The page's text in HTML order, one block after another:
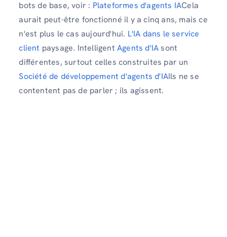
bots de base, voir : Plateformes d'agents IACela
aurait peut-être fonctionné il y a cinq ans, mais ce
n'est plus le cas aujourd'hui. L'IA dans le service
client paysage. Intelligent Agents d'IAsont
différentes, surtout celles construites par un
Société de développement d'agents d'IAIls ne se
contentent pas de parler ; ils agissent.